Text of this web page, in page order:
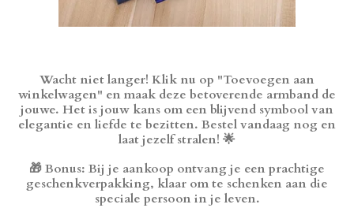
Wacht niet langer! Klik nu op "Toevoegen aan
winkelwagen" en maak deze betoverende armband de
jouwe. Het is jouw kans om een blijvend symbool van
elegantie en liefde te bezitten. Bestel vandaag nog en
laat jezelf stralen! 🌟
🎁 Bonus: Bij je aankoop ontvang je een prachtige
geschenkverpakking, klaar om te schenken aan die
speciale persoon in je leven.